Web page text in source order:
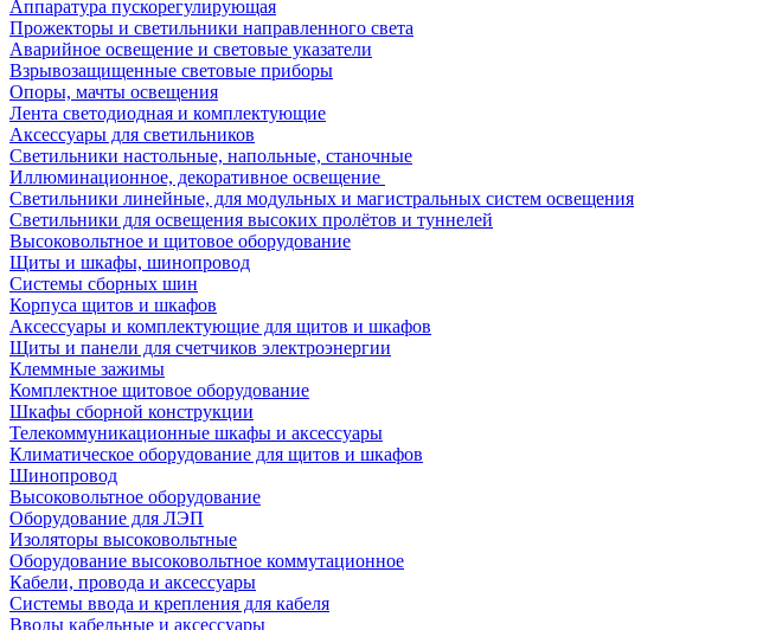
Аппаратура пускорегулирующая
Прожекторы и светильники направленного света
Аварийное освещение и световые указатели
Взрывозащищенные световые приборы
Опоры, мачты освещения
Лента светодиодная и комплектующие
Аксессуары для светильников
Светильники настольные, напольные, станочные
Иллюминационное, декоративное освещение
Светильники линейные, для модульных и магистральных систем освещения
Светильники для освещения высоких пролётов и туннелей
Высоковольтное и щитовое оборудование
Щиты и шкафы, шинопровод
Системы сборных шин
Корпуса щитов и шкафов
Аксессуары и комплектующие для щитов и шкафов
Щиты и панели для счетчиков электроэнергии
Клеммные зажимы
Комплектное щитовое оборудование
Шкафы сборной конструкции
Телекоммуникационные шкафы и аксессуары
Климатическое оборудование для щитов и шкафов
Шинопровод
Высоковольтное оборудование
Оборудование для ЛЭП
Изоляторы высоковольтные
Оборудование высоковольтное коммутационное
Кабели, провода и аксессуары
Системы ввода и крепления для кабеля
Вводы кабельные и аксессуары